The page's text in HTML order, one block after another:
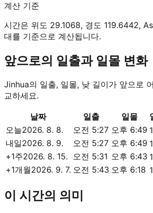
계산 기준
시간은 위도 29.1068, 경도 119.6442,
대를 기준으로 계산됩니다.
앞으로의 일출과 일몰 변화
Jinhua의 일출, 일몰, 낮 길이가 앞으로
교하세요.
날짜 일출 일몰
오늘2026. 8. 8. 오전 5:27 오후 6:49
내일2026. 8. 9. 오전 5:27 오후 6:49
+1주2026. 8. 15. 오전 5:31 오후 6:43
+1개월2026. 9. 7. 오전 5:43 오후 6:18
이 시간의 의미